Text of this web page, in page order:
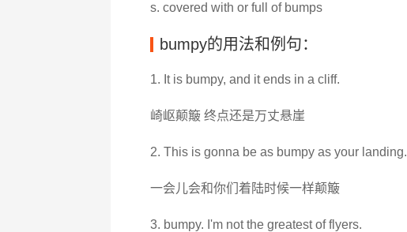
s. covered with or full of bumps
bumpy的用法和例句：
1. It is bumpy, and it ends in a cliff.
崎岖颠簸 终点还是万丈悬崖
2. This is gonna be as bumpy as your landing.
一会儿会和你们着陆时候一样颠簸
3. bumpy. I'm not the greatest of flyers.